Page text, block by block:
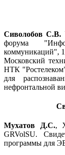
Сиволобов С.В.
форума
коммуникаций",
Московский
НТК
для
нефронтальной
Мухатов Д.С.,
GRVolSU.
программы для